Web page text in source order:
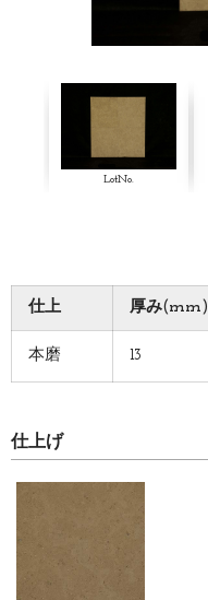
LotNo.
仕上 厚み(mm)
本磨 13
仕上げ